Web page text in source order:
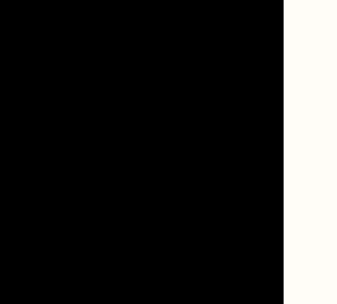
tecniche
2026
sono vigenti le seguenti
temporaneo, Stoccaggio,
produttivi (di campagna e di